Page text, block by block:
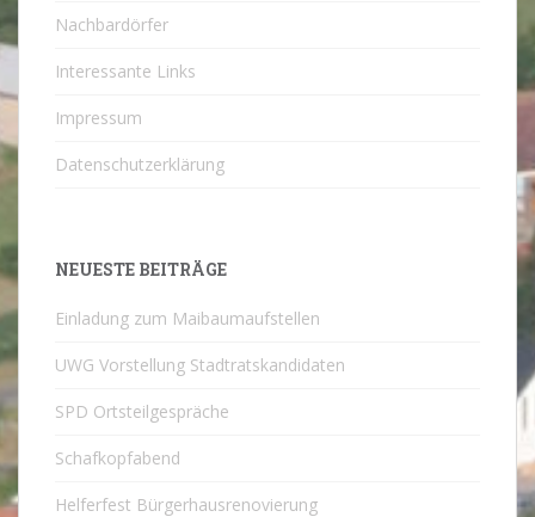
Nachbardörfer
Interessante Links
Impressum
Datenschutzerklärung
NEUESTE BEITRÄGE
Einladung zum Maibaumaufstellen
UWG Vorstellung Stadtratskandidaten
SPD Ortsteilgespräche
Schafkopfabend
Helferfest Bürgerhausrenovierung